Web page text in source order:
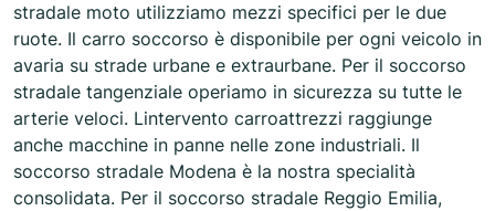
stradale moto utilizziamo mezzi specifici per le due
ruote. Il carro soccorso è disponibile per ogni veicolo in
avaria su strade urbane e extraurbane. Per il soccorso
stradale tangenziale operiamo in sicurezza su tutte le
arterie veloci. Lintervento carroattrezzi raggiunge
anche macchine in panne nelle zone industriali. Il
soccorso stradale Modena è la nostra specialità
consolidata. Per il soccorso stradale Reggio Emilia,